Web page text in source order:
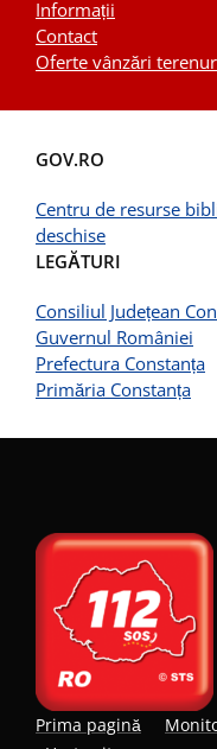
Informații
Contact
Oferte vânzări
GOV.RO
Centru de resurse
deschise
LEGĂTURI
Consiliul Județean
Guvernul României
Prefectura Constanța
Primăria Constanța
Prima pagină